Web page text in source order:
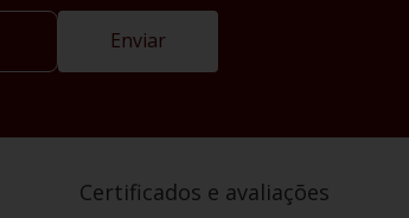
Enviar
Certificados e avaliações